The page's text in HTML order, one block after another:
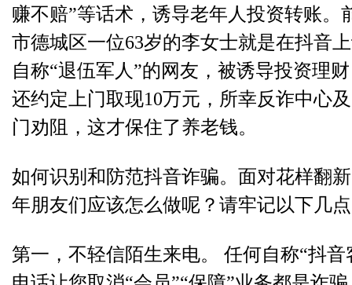
赚不赔”等话术，诱导老年人投资转账。
市德城区一位63岁的李女士就是在抖音
自称“退伍军人”的网友，被诱导投资理
还约定上门取现10万元，所幸反诈中心
门劝阻，这才保住了养老钱。
如何识别和防范抖音诈骗。面对花样翻
年朋友们应该怎么做呢？请牢记以下几
第一，不轻信陌生来电。 任何自称“抖音